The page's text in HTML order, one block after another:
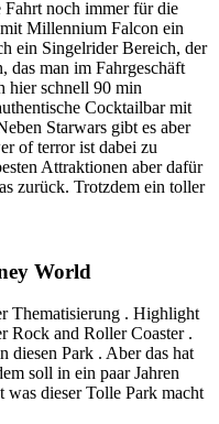
Fahrt noch immer für die
Millennium Falcon ein
ein Singelrider Bereich, der
das man im Fahrgeschäft
hier schnell 90 min
Cocktailbar mit
Starwars gibt es aber
of terror ist dabei zu
Attraktionen aber dafür
zurück. Trotzdem ein toller
World
Thematisierung . Highlight
Rock and Roller Coaster .
diesen Park . Aber das hat
soll in ein paar Jahren
was dieser Tolle Park macht